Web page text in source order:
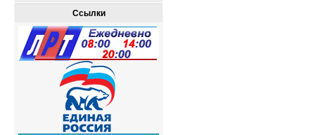
Ссылки